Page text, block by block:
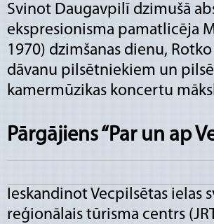
Svinot Daugavpilī dzimušā
ekspresionisma pamatlicēja
1970) dzimšanas dienu,
dāvanu pilsētniekiem un
kamermūzikas koncertu
Pārgājiens “Par un ap
Ieskandinot Vecpilsētas ielas
reģionālais tūrisma centrs